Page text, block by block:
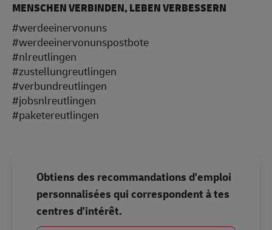
MENSCHEN VERBINDEN, LEBEN VERBESSERN
#werdeeinervonuns
#werdeeinervonunspostbote
#nlreutlingen
#zustellungreutlingen
#verbundreutlingen
#jobsnlreutlingen
#paketereutlingen
Obtiens des recommandations d'emploi
personnalisées qui correspondent à tes
centres d'intérêt.